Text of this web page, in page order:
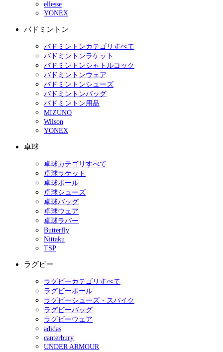
ellesse
YONEX
バドミントン
バドミントンカテゴリすべて
バドミントンラケット
バドミントンシャトルコック
バドミントンウェア
バドミントンシューズ
バドミントンバッグ
バドミントン用品
MIZUNO
Wilson
YONEX
卓球
卓球カテゴリすべて
卓球ラケット
卓球ボール
卓球シューズ
卓球バッグ
卓球ウェア
卓球ラバー
Butterfly
Nittaku
TSP
ラグビー
ラグビーカテゴリすべて
ラグビーボール
ラグビーシューズ・スパイク
ラグビーバッグ
ラグビーウェア
adidas
canterbury
UNDER ARMOUR